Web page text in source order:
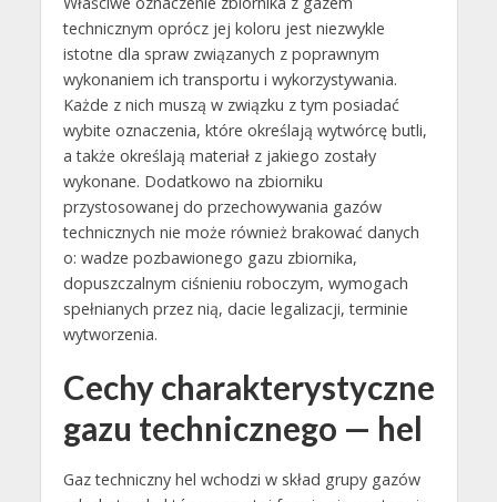
technicznym oprócz jej koloru jest niezwykle
istotne dla spraw związanych z poprawnym
wykonaniem ich transportu i wykorzystywania.
Każde z nich muszą w związku z tym posiadać
wybite oznaczenia, które określają wytwórcę butli,
a także określają materiał z jakiego zostały
wykonane. Dodatkowo na zbiorniku
przystosowanej do przechowywania gazów
technicznych nie może również brakować danych
o: wadze pozbawionego gazu zbiornika,
dopuszczalnym ciśnieniu roboczym, wymogach
spełnianych przez nią, dacie legalizacji, terminie
wytworzenia.
Cechy charakterystyczne
gazu technicznego — hel
Gaz techniczny hel wchodzi w skład grupy gazów